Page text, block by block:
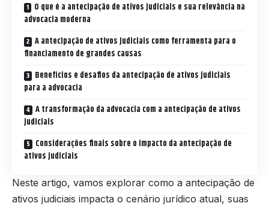
O que é a antecipação de ativos judiciais e sua relevância na
advocacia moderna
A antecipação de ativos judiciais como ferramenta para o
financiamento de grandes causas
Benefícios e desafios da antecipação de ativos judiciais
para a advocacia
A transformação da advocacia com a antecipação de ativos
judiciais
Considerações finais sobre o impacto da antecipação de
ativos judiciais
Neste artigo, vamos explorar como a antecipação de
ativos judiciais impacta o cenário jurídico atual, suas